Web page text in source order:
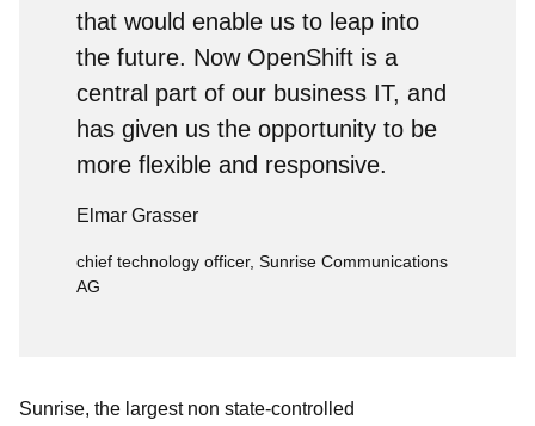
that would enable us to leap into
the future. Now OpenShift is a
central part of our business IT, and
has given us the opportunity to be
more flexible and responsive.
Elmar Grasser
chief technology officer, Sunrise Communications
AG
Sunrise, the largest non state-controlled